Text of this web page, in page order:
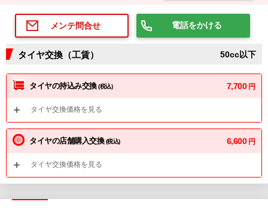
メンテ問合せ 電話をかける
タイヤ交換（工賃） 50cc以下
タイヤの持込み交換(税込) 7,700 円
タイヤ交換価格を見る
タイヤの店舗購入交換(税込) 6,600 円
タイヤ交換価格を見る